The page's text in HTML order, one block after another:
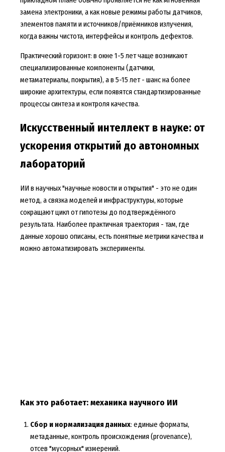
замена электроники, а как новые режимы работы датчиков,
элементов памяти и источников/приёмников излучения,
когда важны чистота, интерфейсы и контроль дефектов.
Практический горизонт: в окне 1-5 лет чаще возникают
специализированные компоненты (датчики,
метаматериалы, покрытия), а в 5-15 лет - шанс на более
широкие архитектуры, если появятся стандартизированные
процессы синтеза и контроля качества.
Искусственный интеллект в науке: от
ускорения открытий до автономных
лабораторий
ИИ в научных "научные новости и открытия" - это не один
метод, а связка моделей и инфраструктуры, которые
сокращают цикл от гипотезы до подтверждённого
результата. Наиболее практичная траектория - там, где
данные хорошо описаны, есть понятные метрики качества и
можно автоматизировать эксперименты.
Как это работает: механика научного ИИ
Сбор и нормализация данных: единые форматы,
метаданные, контроль происхождения (provenance),
отсев "мусорных" измерений.